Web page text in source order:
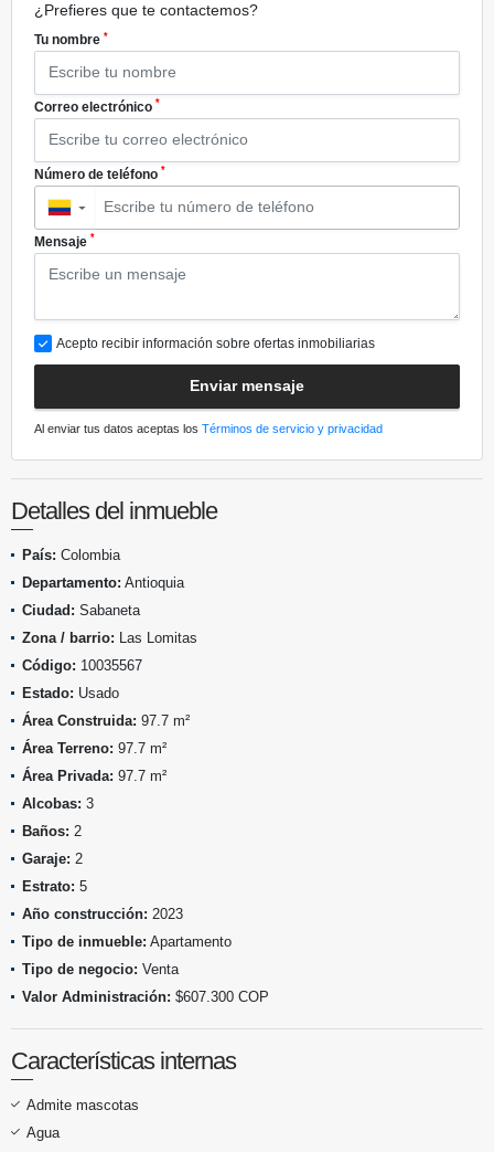
¿Prefieres que te contactemos?
Tu nombre *
Correo electrónico *
Número de teléfono *
▼
Mensaje *
Acepto recibir información sobre ofertas inmobiliarias
Enviar mensaje
Al enviar tus datos aceptas los Términos de servicio y privacidad
Detalles del inmueble
País: Colombia
Departamento: Antioquia
Ciudad: Sabaneta
Zona / barrio: Las Lomitas
Código: 10035567
Estado: Usado
Área Construida: 97.7 m²
Área Terreno: 97.7 m²
Área Privada: 97.7 m²
Alcobas: 3
Baños: 2
Garaje: 2
Estrato: 5
Año construcción: 2023
Tipo de inmueble: Apartamento
Tipo de negocio: Venta
Valor Administración: $607.300 COP
Características internas
Admite mascotas
Agua